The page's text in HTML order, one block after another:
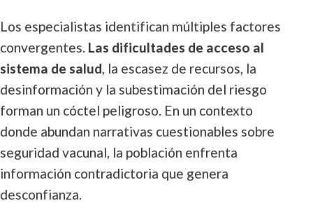
Los especialistas identifican múltiples factores
convergentes. Las dificultades de acceso al
sistema de salud, la escasez de recursos, la
desinformación y la subestimación del riesgo
forman un cóctel peligroso. En un contexto
donde abundan narrativas cuestionables sobre
seguridad vacunal, la población enfrenta
información contradictoria que genera
desconfianza.